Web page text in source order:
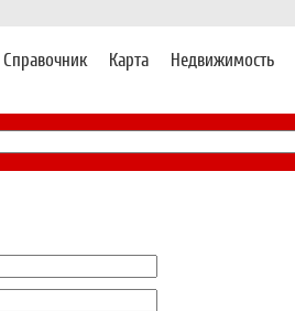
Справочник Карта Недвижимость